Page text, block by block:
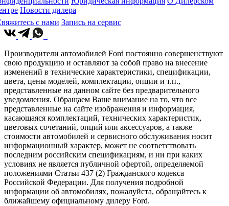
Новости дилера
с нами Запись на сервис
Производители автомобилей Ford постоянно совершенствуют
свою продукцию и оставляют за собой право на внесение
изменений в технические характеристики, спецификации,
цвета, цены моделей, комплектации, опции и т.п.,
представленные на данном сайте без предварительного
уведомления. Обращаем Ваше внимание на то, что все
представленные на сайте изображения и информация,
касающаяся комплектаций, технических характеристик,
цветовых сочетаний, опций или аксессуаров, а также
стоимости автомобилей и сервисного обслуживания носит
информационный характер, может не соответствовать
последним российским спецификациям, и ни при каких
условиях не является публичной офертой, определяемой
положениями Статьи 437 (2) Гражданского кодекса
Российской Федерации. Для получения подробной
информации об автомобилях, пожалуйста, обращайтесь к
ближайшему официальному дилеру Ford.